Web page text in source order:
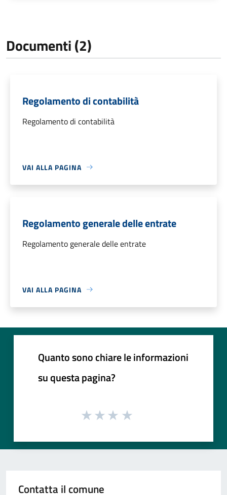
Documenti (2)
Regolamento di contabilità
Regolamento di contabilità
VAI ALLA PAGINA
Regolamento generale delle entrate
Regolamento generale delle entrate
VAI ALLA PAGINA
Quanto sono chiare le informazioni
su questa pagina?
Contatta il comune